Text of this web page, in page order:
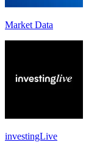
Market Data
investingLive